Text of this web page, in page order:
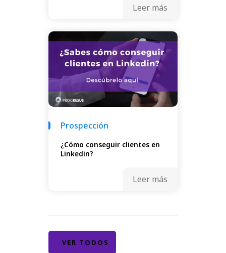
Leer más
Prospección
¿Cómo conseguir clientes en
Linkedin?
Leer más
VER TODOS